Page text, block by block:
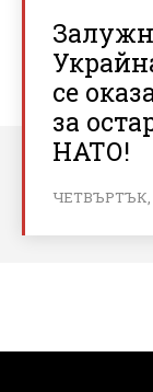
се
за
НАТО!
ЧЕТВЪРТЪК,